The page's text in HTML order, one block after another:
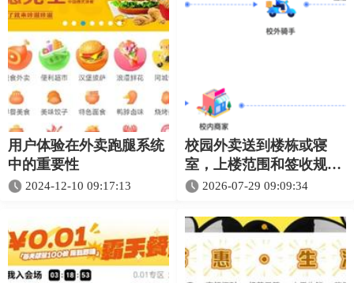
用户体验在外卖跑腿系统
中的重要性
2024-12-10 09:17:13
校园外卖送到楼栋或寝
室，上楼范围和签收规则
怎么定？
2026-07-29 09:09:34